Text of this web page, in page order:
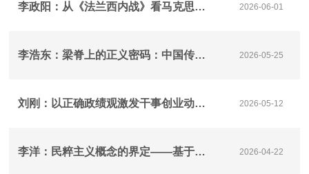
李政阳：从《法兰西内战》看马克思主义政绩观及当代启示 2026-06-01
李浩东：梁脊上的正义密码：中国传统建筑的法治营建与秩序隐喻 2026-05-25
刘刚：以正确政绩观激发干事创业动力活力 2026-05-12
李洋：民粹主义概念的界定——基于一般性共识的理论框架进路 2026-04-22